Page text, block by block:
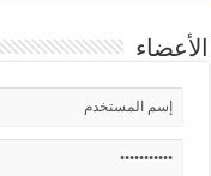
الأعضاء